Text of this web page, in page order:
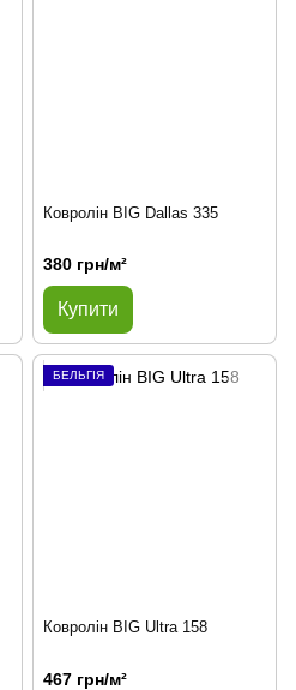
Ковролін BIG Dallas 335
380 грн/м²
Купити
БЕЛЬГІЯ
Ковролін BIG Ultra 158
467 грн/м²